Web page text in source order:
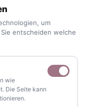
und Freizeittipps
bis
Ihrer Nähe.
oder Videos, oder
sollte?
Leserinnen und
um
entscheiden welche
wie
Die Seite kann